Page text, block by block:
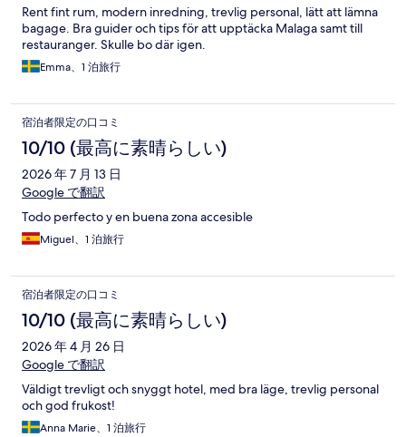
Rent fint rum, modern inredning, trevlig personal, lätt att lämna
bagage. Bra guider och tips för att upptäcka Malaga samt till
restauranger. Skulle bo där igen.
Emma、1 泊旅行
宿泊者限定の口コミ
10/10 (最高に素晴らしい)
2026 年 7 月 13 日
Google で翻訳
Todo perfecto y en buena zona accesible
Miguel、1 泊旅行
宿泊者限定の口コミ
10/10 (最高に素晴らしい)
2026 年 4 月 26 日
Google で翻訳
Väldigt trevligt och snyggt hotel, med bra läge, trevlig personal
och god frukost!
Anna Marie、1 泊旅行